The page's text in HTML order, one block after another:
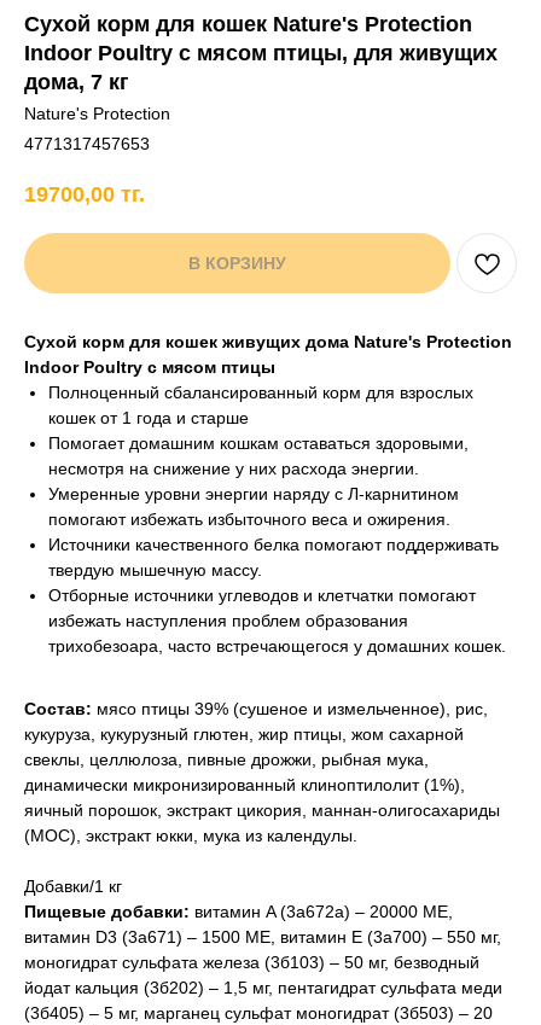
+7 706 407 30 81
Написать в WhatsApp
Сухой корм для кошек Nature's Protection
Indoor Poultry с мясом птицы, для живущих
дома, 7 кг
Nature's Protection
4771317457653
19700,00 тг.
В КОРЗИНУ
Сухой корм для кошек живущих дома Nature's Protection
Indoor Poultry с мясом птицы
Полноценный сбалансированный корм для взрослых
кошек от 1 годa и старше
Помогает домашним кошкам оставаться здоровыми,
несмотря на снижение у них расхода энергии.
Умеренные уровни энергии наряду с Л-карнитином
помогают избежать избыточного веса и ожирения.
Источники качественного белка помогают поддерживать
твердую мышечную массу.
Отборные источники углеводов и клетчатки помогают
избежать наступления проблем образования
трихобезоара, часто встречающегося у домашних кошек.
Состав: мясо птицы 39% (сушеное и измельченное), рис,
кукуруза, кукурузный глютен, жир птицы, жом сахарной
свеклы, целлюлоза, пивные дрожжи, рыбная мука,
динамически микронизированный клиноптилолит (1%),
яичный порошок, экстракт цикория, маннан-олигосахариды
(МОС), экстракт юкки, мука из календулы.
Добавки/1 кг
Пищевые добавки: витамин A (3a672a) – 20000 МЕ,
витамин D3 (3a671) – 1500 МЕ, витамин E (3a700) – 550 мг,
моногидрат сульфата железа (3б103) – 50 мг, безводный
йодат кальция (3б202) – 1,5 мг, пентагидрат сульфата меди
(3б405) – 5 мг, марганец сульфат моногидрат (3б503) – 20